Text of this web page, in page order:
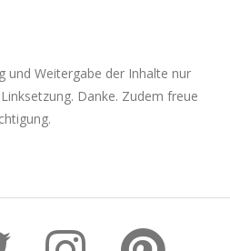
und Weitergabe der Inhalte nur
Danke. Zudem freue